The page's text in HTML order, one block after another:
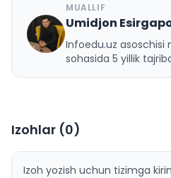
U
MUALLIF
Umidjon
Infoedu.uz asoschisi
sohasida 5 yillik
Izohlar (0)
Izoh yozish uchun tizimga